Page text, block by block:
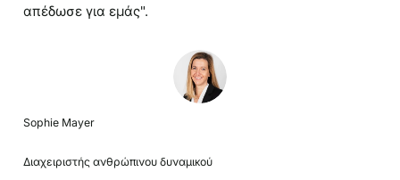
απέδωσε για εμάς".
Sophie Mayer
Διαχειριστής ανθρώπινου δυναμικού